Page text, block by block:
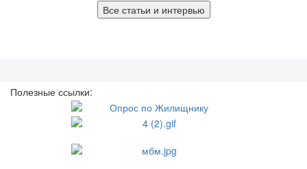
Все статьи и интервью
Полезные ссылки: